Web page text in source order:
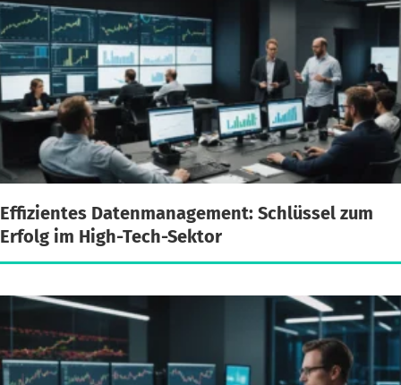
Effizientes Datenmanagement: Schlüssel zum
Erfolg im High-Tech-Sektor